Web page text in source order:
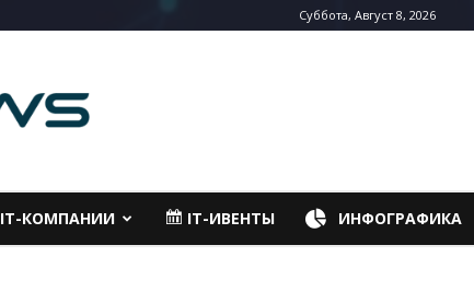
Суббота, Август 8, 2026
IT-КОМПАНИИ IT-ИВЕНТЫ ИНФОГРАФИКА